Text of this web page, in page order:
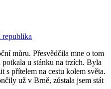
republika
můru. Přesvědčila mne o tom
u stánku na trzích. Byla
s přítelem na cestu kolem světa.
už v Brně, zůstala jsem stát